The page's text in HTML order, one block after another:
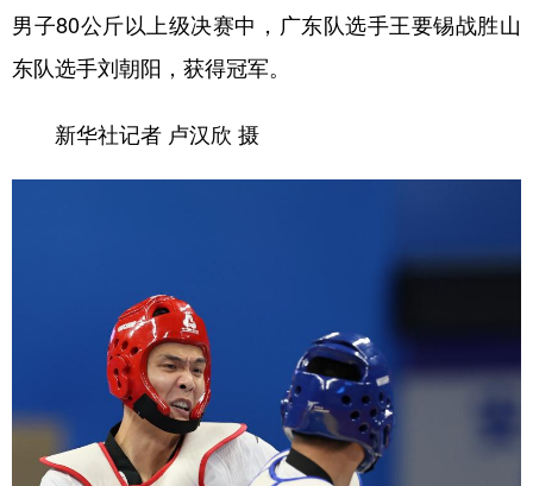
男子80公斤以上级决赛中，广东队选手王要锡战胜山
东队选手刘朝阳，获得冠军。
新华社记者 卢汉欣 摄